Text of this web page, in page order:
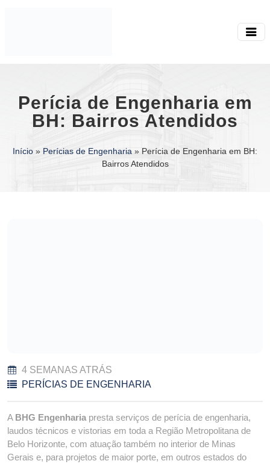
Perícia de Engenharia em
BH: Bairros Atendidos
Início » Perícias de Engenharia » Perícia de Engenharia em BH:
Bairros Atendidos
4 SEMANAS ATRÁS
PERÍCIAS DE ENGENHARIA
A BHG Engenharia presta serviços de perícia de engenharia,
laudos técnicos e vistorias em toda a Região Metropolitana de
Belo Horizonte, com atuação também no interior de Minas
Gerais e, para projetos de maior porte, em outros estados do